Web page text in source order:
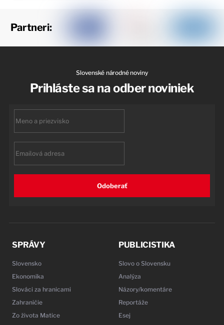
Partneri:
Slovenské národné noviny
Prihláste sa na odber noviniek
Odoberať
SPRÁVY
Slovensko
Ekonomika
Slováci za hranicami
Zahraničie
Zo života Matice
PUBLICISTIKA
Slovo o Slovensku
Analýza
Názory/komentáre
Reportáže
Esej